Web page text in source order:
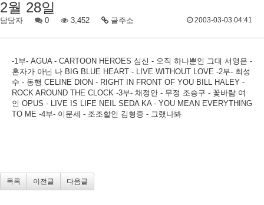
2월 28일
담당자 0 3,452 글주소 2003-03-03 04:41
-1부- AGUA - CARTOON HEROES 심신 - 오직 하나뿐인 그대 서영은 -
혼자가 아닌 나 BIG BLUE HEART - LIVE WITHOUT LOVE -2부- 최성
수 - 동행 CELINE DION - RIGHT IN FRONT OF YOU BILL HALEY -
ROCK AROUND THE CLOCK -3부- 채정안 - 무정 조승구 - 꽃바람 여
인 OPUS - LIVE IS LIFE NEIL SEDA KA - YOU MEAN EVERYTHING
TO ME -4부- 이문세 - 조조할인 김형중 - 그랬나봐
목록 이전글 다음글